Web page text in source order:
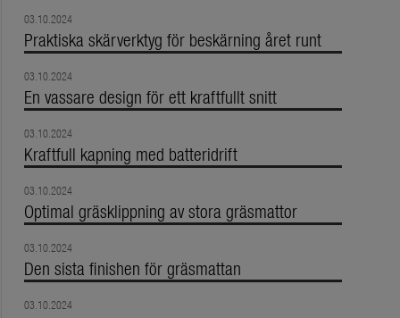
03.10.2024
Praktiska skärverktyg för beskärning året runt
03.10.2024
En vassare design för ett kraftfullt snitt
03.10.2024
Kraftfull kapning med batteridrift
03.10.2024
Optimal gräsklippning av stora gräsmattor
03.10.2024
Den sista finishen för gräsmattan
03.10.2024